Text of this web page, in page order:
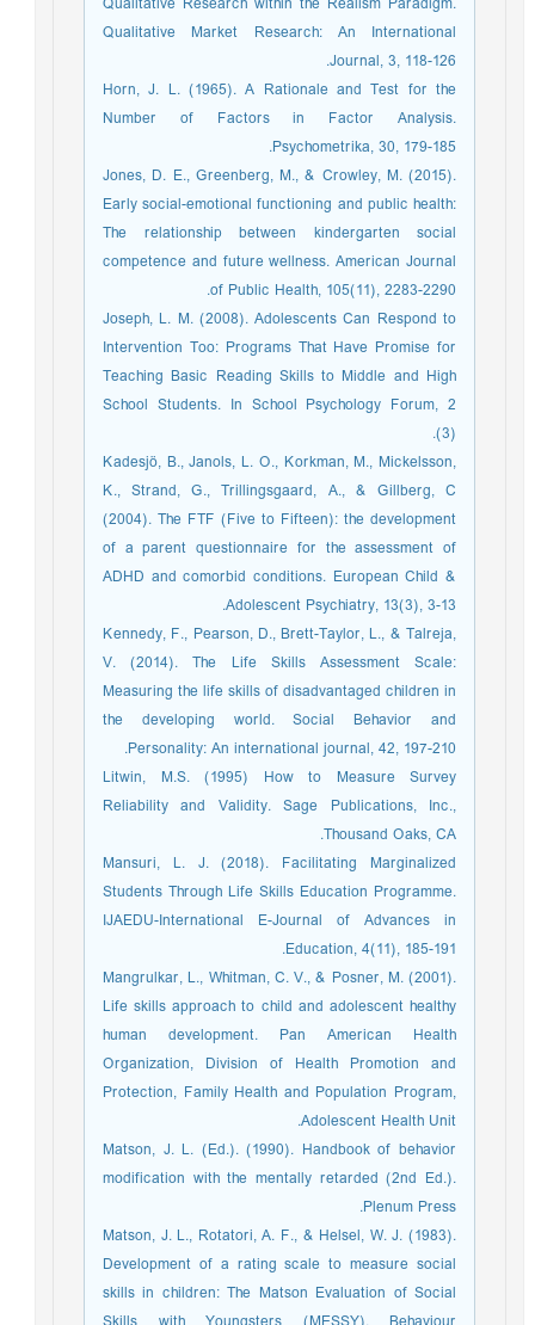
Qualitative Market Research: An International
Journal, 3, 118-126.
Horn, J. L. (1965). A Rationale and Test for the
Number of Factors in Factor Analysis.
Psychometrika, 30, 179-185.
Jones, D. E., Greenberg, M., & Crowley, M. (2015).
Early social-emotional functioning and public health:
The relationship between kindergarten social
competence and future wellness. American Journal
of Public Health, 105(11), 2283-2290.
Joseph, L. M. (2008). Adolescents Can Respond to
Intervention Too: Programs That Have Promise for
Teaching Basic Reading Skills to Middle and High
School Students. In School Psychology Forum, 2
(3).
Kadesjö, B., Janols, L. O., Korkman, M., Mickelsson,
K., Strand, G., Trillingsgaard, A., & Gillberg, C
(2004). The FTF (Five to Fifteen): the development
of a parent questionnaire for the assessment of
ADHD and comorbid conditions. European Child &
Adolescent Psychiatry, 13(3), 3-13.
Kennedy, F., Pearson, D., Brett-Taylor, L., & Talreja,
V. (2014). The Life Skills Assessment Scale:
Measuring the life skills of disadvantaged children in
the developing world. Social Behavior and
Personality: An international journal, 42, 197-210.
Litwin, M.S. (1995) How to Measure Survey
Reliability and Validity. Sage Publications, Inc.,
Thousand Oaks, CA.
Mansuri, L. J. (2018). Facilitating Marginalized
Students Through Life Skills Education Programme.
IJAEDU-International E-Journal of Advances in
Education, 4(11), 185-191.
Mangrulkar, L., Whitman, C. V., & Posner, M. (2001).
Life skills approach to child and adolescent healthy
human development. Pan American Health
Organization, Division of Health Promotion and
Protection, Family Health and Population Program,
Adolescent Health Unit.
Matson, J. L. (Ed.). (1990). Handbook of behavior
modification with the mentally retarded (2nd Ed.).
Plenum Press.
Matson, J. L., Rotatori, A. F., & Helsel, W. J. (1983).
Development of a rating scale to measure social
skills in children: The Matson Evaluation of Social